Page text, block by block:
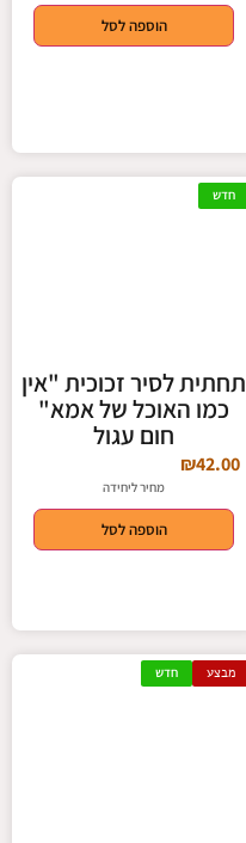
הוספה לסל
חדש
תחתית לסיר זכוכית "אין
כמו האוכל של אמא"
חום עגול
₪42.00
מחיר ליחידה
הוספה לסל
מבצע חדש